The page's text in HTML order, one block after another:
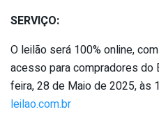
SERVIÇO:
O leilão será 100% online,
acesso para compradores do
feira, 28 de Maio de 2025, às
leilao.com.br